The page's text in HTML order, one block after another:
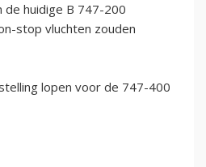
de huidige B 747-200
stop vluchten zouden
lopen voor de 747-400